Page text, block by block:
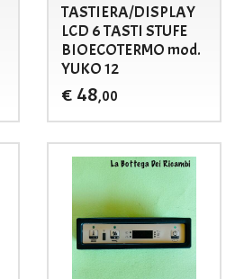
TASTIERA/DISPLAY
LCD 6 TASTI STUFE
BIOECOTERMO mod.
YUKO 12
€ 48,00